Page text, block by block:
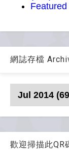
網誌存檔
歡迎掃描此QR